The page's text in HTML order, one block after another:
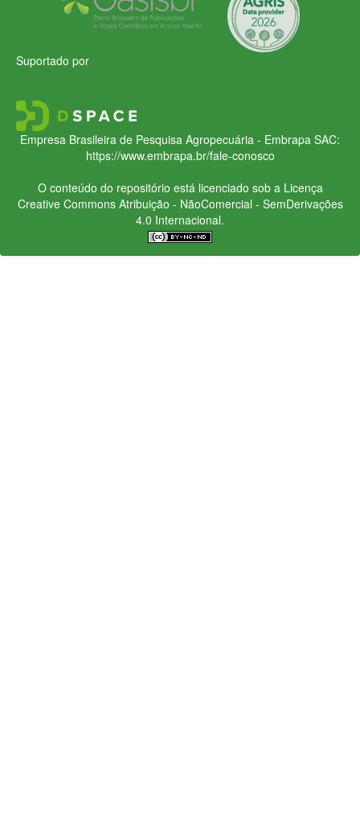
Suportado por
Empresa Brasileira de Pesquisa Agropecuária - Embrapa SAC:
https://www.embrapa.br/fale-conosco
O conteúdo do repositório está licenciado sob a Licença
Creative CommonsAtribuição - NãoComercial - SemDerivações
4.0 Internacional.